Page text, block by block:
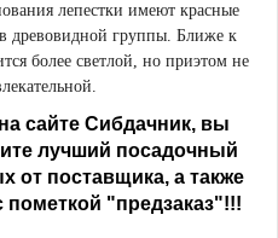
лепестки имеют красные
древовидной группы. Ближе к
более светлой, но приэтом не
сайте Сибдачник, вы
лучший посадочный
от поставщика, а также
пометкой "предзаказ"!!!